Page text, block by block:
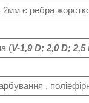
є ребра
(V-1,9 D; 2,0 D; 2,5
,